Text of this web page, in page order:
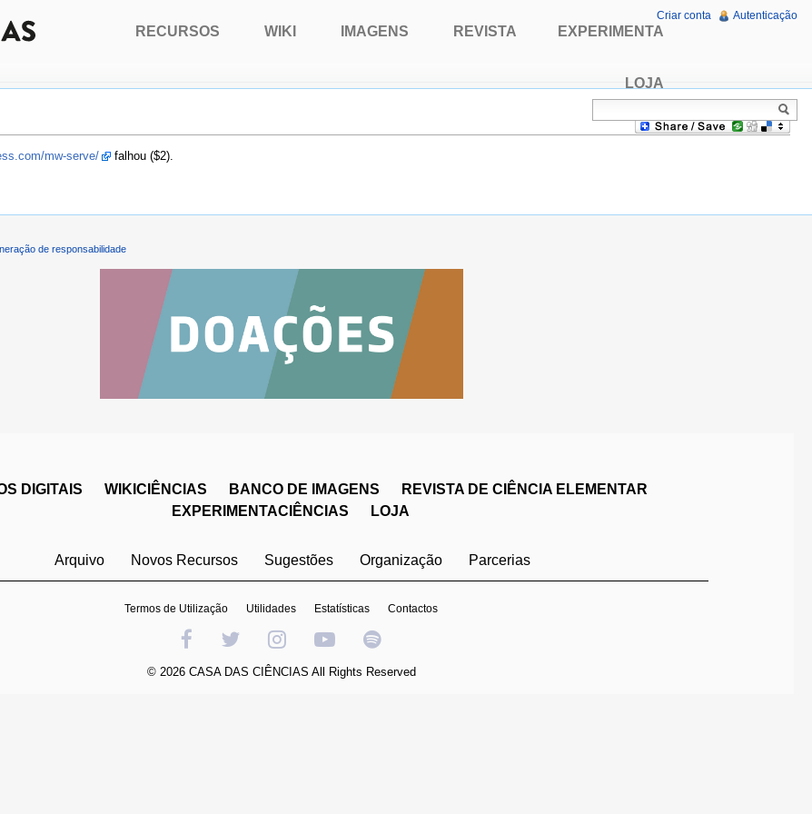
mw-serve/
falhou ($2).
RECURSOS WIKI IMAGENS REVISTA EXPERIMENTA
LOJA
Criar conta Autenticação
de responsabilidade
DIGITAIS WIKICIÊNCIAS BANCO DE IMAGENS
REVISTA DE CIÊNCIA ELEMENTAR
EXPERIMENTACIÊNCIAS
LOJA
Arquivo Novos Recursos Sugestões Organização Parcerias
Termos de Utilização Utilidades Estatísticas Contactos
© 2026 CASA DAS CIÊNCIAS All Rights Reserved